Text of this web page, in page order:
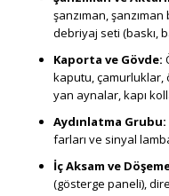
şanzıman,
debriyaj seti (baskı,
Kaporta ve Gövde:
kaputu, çamurluklar,
yan aynalar, kapı
Aydınlatma Grubu:
farları ve sinyal
İç Aksam ve
(gösterge paneli),